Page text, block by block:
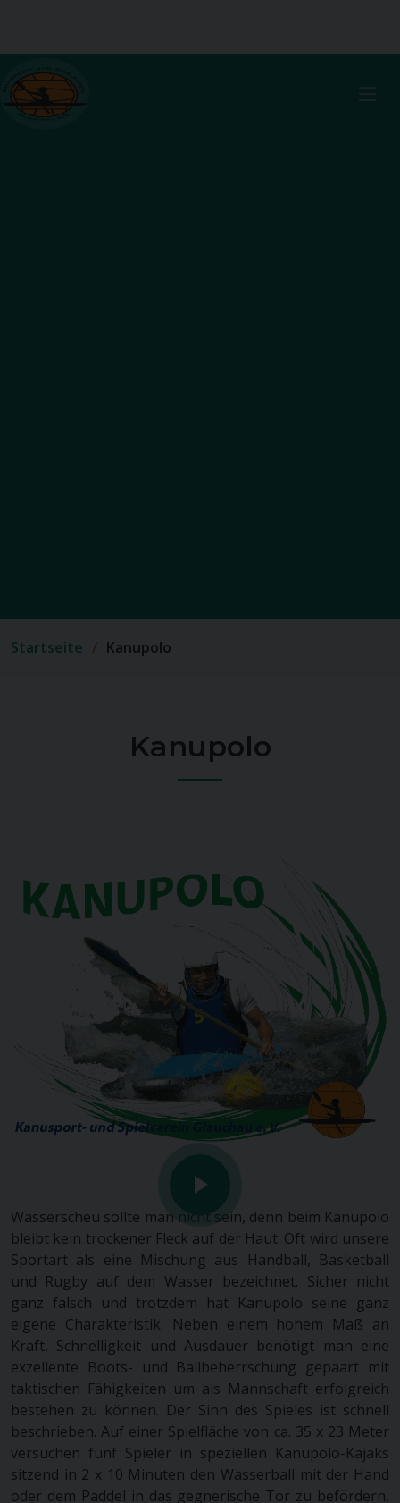
Startseite Kanupolo
Kanupolo
Wasserscheu sollte man nicht sein, denn beim Kanupolo
bleibt kein trockener Fleck auf der Haut. Oft wird unsere
Sportart als eine Mischung aus Handball, Basketball
und Rugby auf dem Wasser bezeichnet. Sicher nicht
ganz falsch und trotzdem hat Kanupolo seine ganz
eigene Charakteristik. Neben einem hohem Maß an
Kraft, Schnelligkeit und Ausdauer benötigt man eine
exzellente Boots- und Ballbeherrschung gepaart mit
taktischen Fähigkeiten um als Mannschaft erfolgreich
bestehen zu können. Der Sinn des Spieles ist schnell
beschrieben. Auf einer Spielfläche von ca. 35 x 23 Meter
versuchen fünf Spieler in speziellen Kanupolo-Kajaks
sitzend in 2 x 10 Minuten den Wasserball mit der Hand
oder dem Paddel in das gegnerische Tor zu befördern,